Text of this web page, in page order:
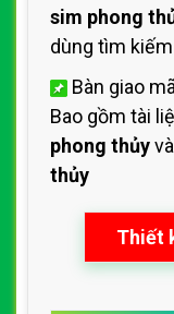
sim phong
dùng tìm kiếm
Bàn giao
Bao gồm tài
phong thủy
thủy
Thiết